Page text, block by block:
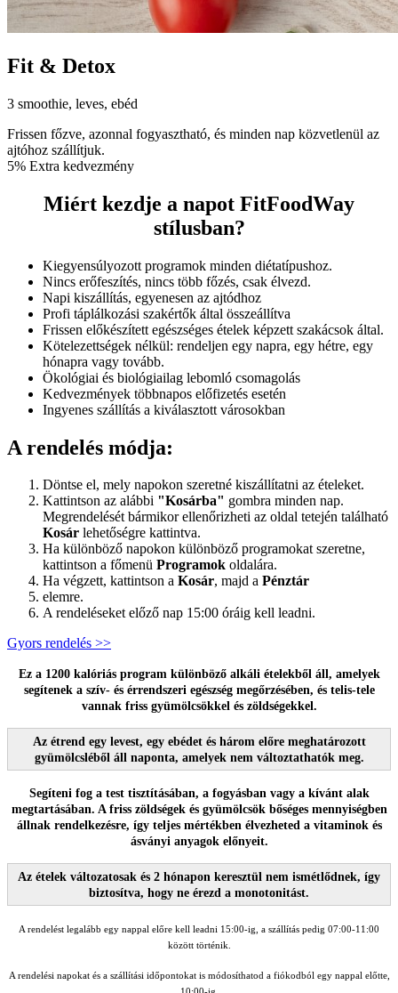
Fit & Detox
3 smoothie, leves, ebéd
Frissen főzve, azonnal fogyasztható, és minden nap közvetlenül az
ajtóhoz szállítjuk.
5% Extra kedvezmény
Miért kezdje a napot FitFoodWay
stílusban?
Kiegyensúlyozott programok minden diétatípushoz.
Nincs erőfeszítés, nincs több főzés, csak élvezd.
Napi kiszállítás, egyenesen az ajtódhoz
Profi táplálkozási szakértők által összeállítva
Frissen előkészített egészséges ételek képzett szakácsok által.
Kötelezettségek nélkül: rendeljen egy napra, egy hétre, egy
hónapra vagy tovább.
Ökológiai és biológiailag lebomló csomagolás
Kedvezmények többnapos előfizetés esetén
Ingyenes szállítás a kiválasztott városokban
A rendelés módja:
Döntse el, mely napokon szeretné kiszállítatni az ételeket.
Kattintson az alábbi "Kosárba" gombra minden nap.
Megrendelését bármikor ellenőrizheti az oldal tetején található
Kosár lehetőségre kattintva.
Ha különböző napokon különböző programokat szeretne,
kattintson a főmenü Programok oldalára.
Ha végzett, kattintson a Kosár, majd a Pénztár
elemre.
A rendeléseket előző nap 15:00 óráig kell leadni.
Gyors rendelés >>
Ez a 1200 kalóriás program különböző alkáli ételekből áll, amelyek
segítenek a szív- és érrendszeri egészség megőrzésében, és telis-tele
vannak friss gyümölcsökkel és zöldségekkel.
Az étrend egy levest, egy ebédet és három előre meghatározott
gyümölcsléből áll naponta, amelyek nem változtathatók meg.
Segíteni fog a test tisztításában, a fogyásban vagy a kívánt alak
megtartásában. A friss zöldségek és gyümölcsök bőséges mennyiségben
állnak rendelkezésre, így teljes mértékben élvezheted a vitaminok és
ásványi anyagok előnyeit.
Az ételek változatosak és 2 hónapon keresztül nem ismétlődnek, így
biztosítva, hogy ne érezd a monotonitást.
A rendelést legalább egy nappal előre kell leadni 15:00-ig, a szállítás pedig 07:00-11:00
között történik.
A rendelési napokat és a szállítási időpontokat is módosíthatod a fiókodból egy nappal előtte,